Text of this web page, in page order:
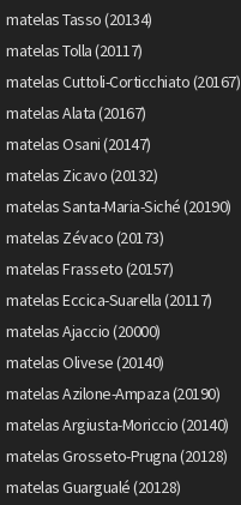
matelas Tasso (20134)
matelas Tolla (20117)
matelas Cuttoli-Corticchiato (20167)
matelas Alata (20167)
matelas Osani (20147)
matelas Zicavo (20132)
matelas Santa-Maria-Siché (20190)
matelas Zévaco (20173)
matelas Frasseto (20157)
matelas Eccica-Suarella (20117)
matelas Ajaccio (20000)
matelas Olivese (20140)
matelas Azilone-Ampaza (20190)
matelas Argiusta-Moriccio (20140)
matelas Grosseto-Prugna (20128)
matelas Guargualé (20128)